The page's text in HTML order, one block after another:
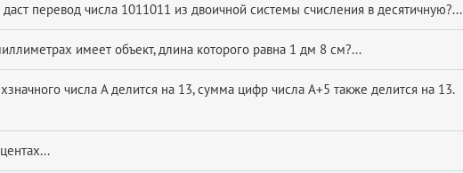
даст перевод числа 1011011 из двоичной системы счисления в десятичную?...
имеет объект, длина которого равна 1 дм 8 см?...
числа А делится на 13, сумма цифр числа А+5 также делится на 13.